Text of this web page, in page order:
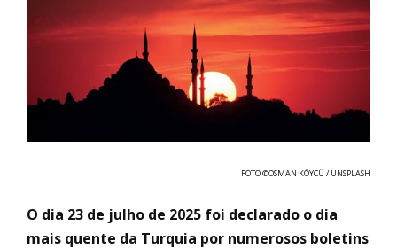
FOTO ©OSMAN KÖYCÜ / UNSPLASH
O dia 23 de julho de 2025 foi declarado o dia
mais quente da Turquia por numerosos boletins